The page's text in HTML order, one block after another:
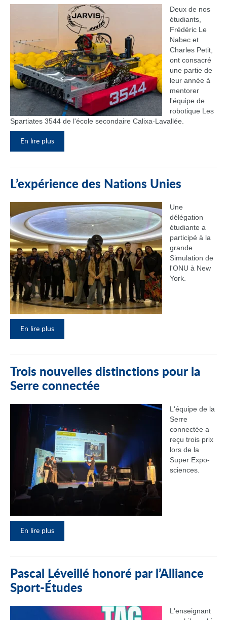
Deux de nos
étudiants,
Frédéric Le
Nabec et
Charles Petit,
ont consacré
une partie de
leur année à
mentorer
l'équipe de
robotique Les
Spartiates 3544 de l'école secondaire Calixa-Lavallée.
En lire plus
L’expérience des Nations Unies
Une
délégation
étudiante a
participé à la
grande
Simulation de
l'ONU à New
York.
En lire plus
Trois nouvelles distinctions pour la
Serre connectée
L'équipe de la
Serre
connectée a
reçu trois prix
lors de la
Super Expo-
sciences.
En lire plus
Pascal Léveillé honoré par l’Alliance
Sport-Études
L'enseignant